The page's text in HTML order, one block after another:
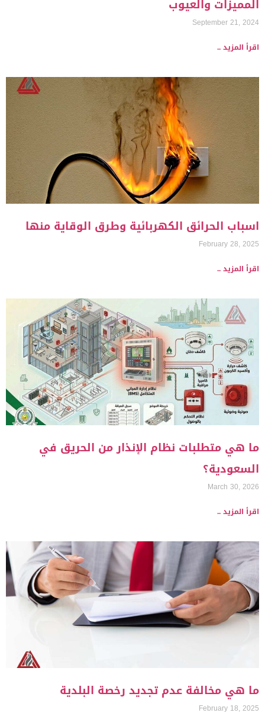
المميزات والعيوب
September 21, 2024
اقرأ المزيد ..
اسباب الحرائق الكهربائية وطرق الوقاية منها
February 28, 2025
اقرأ المزيد ..
ما هي متطلبات نظام الإنذار من الحريق في
السعودية؟
March 30, 2026
اقرأ المزيد ..
ما هي مخالفة عدم تجديد رخصة البلدية
February 18, 2025